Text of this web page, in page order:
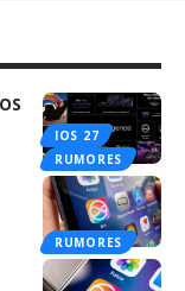
IOS 27
RUMORES
RUMORES